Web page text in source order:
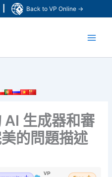
Back to VP Online →
AI 生成器和審
的問題描述
VP